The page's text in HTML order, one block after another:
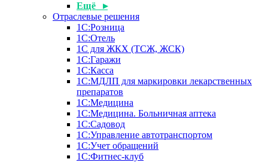
Ещё ▸
Отраслевые решения
1С:Розница
1С:Отель
1С для ЖКХ (ТСЖ, ЖСК)
1С:Гаражи
1С:Касса
1С:МДЛП для маркировки лекарственных
препаратов
1С:Медицина
1С:Медицина. Больничная аптека
1С:Садовод
1С:Управление автотранспортом
1С:Учет обращений
1С:Фитнес-клуб